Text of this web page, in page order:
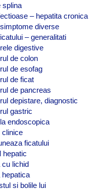
splina
– hepatita cronica
diverse
– generalitati
digestive
de colon
de esofag
de ficat
de pancreas
depistare, diagnostic
gastric
endoscopica
clinice
ficatului
hepatic
cu lichid
si bolile lui